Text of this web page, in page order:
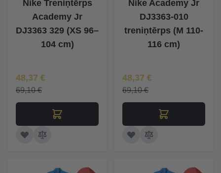
Nike Treniņtērps
Academy Jr
DJ3363 329 (XS 96–
104 cm)
Īpaša Cena
48,37 €
69,10 €
Nike Academy Jr
DJ3363-010
treniņtērps (M 110-
116 cm)
Īpaša Cena
48,37 €
69,10 €